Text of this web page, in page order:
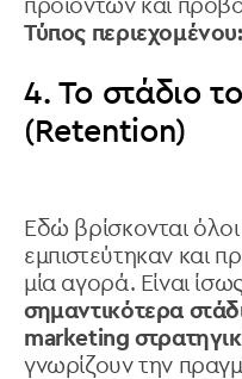
προϊόντων και
Τύπος περιεχομένου:
4. Το στάδιο
(Retention)
Εδώ βρίσκονται
εμπιστεύτηκαν και
μία αγορά. Είναι
σημαντικότερα
marketing
γνωρίζουν την